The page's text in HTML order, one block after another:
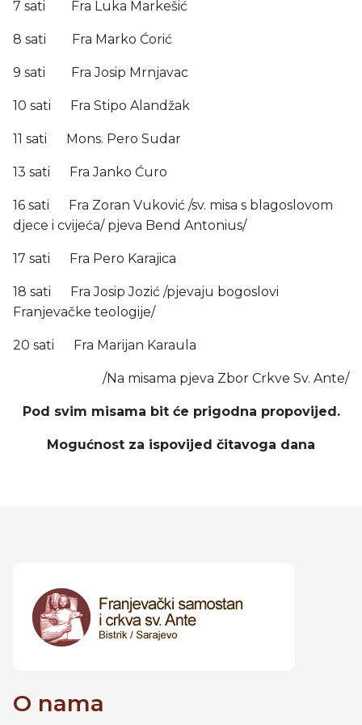
7 sati Fra Luka Markešić
8 sati Fra Marko Ćorić
9 sati Fra Josip Mrnjavac
10 sati Fra Stipo Alandžak
11 sati Mons. Pero Sudar
13 sati Fra Janko Ćuro
16 sati Fra Zoran Vuković /sv. misa s blagoslovom
djece i cvijeća/ pjeva Bend Antonius/
17 sati Fra Pero Karajica
18 sati Fra Josip Jozić /pjevaju bogoslovi
Franjevačke teologije/
20 sati Fra Marijan Karaula
/Na misama pjeva Zbor Crkve Sv. Ante/
Pod svim misama bit će prigodna propovijed.
Mogućnost za ispovijed čitavoga dana
O nama